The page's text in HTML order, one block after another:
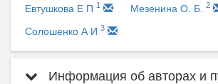
Евтушкова Е П 1 Мезенина О. Б. 2
Солошенко А И 3
Информация об авторах и